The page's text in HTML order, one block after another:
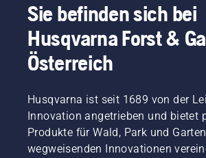
Sie befinden sich bei
Husqvarna Forst &
Österreich
Husqvarna ist seit 1689 von der
Innovation angetrieben und bietet
Produkte für Wald, Park und
wegweisenden Innovationen